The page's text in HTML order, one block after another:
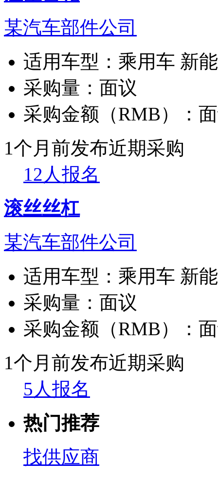
某汽车部件公司
适用车型： 乘用车 新
采购量： 面议
采购金额（RMB）：
1个月前发布近期采购
12人报名
滚丝丝杠
某汽车部件公司
适用车型： 乘用车 新
采购量： 面议
采购金额（RMB）：
1个月前发布近期采购
5人报名
热门推荐
找供应商